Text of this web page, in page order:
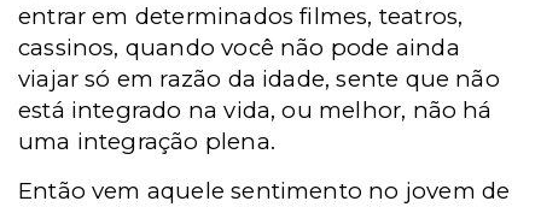
entrar em determinados filmes, teatros,
cassinos, quando você não pode ainda
viajar só em razão da idade, sente que não
está integrado na vida, ou melhor, não há
uma integração plena.
Então vem aquele sentimento no jovem de